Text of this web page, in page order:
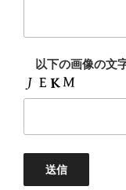
以下の画像の文